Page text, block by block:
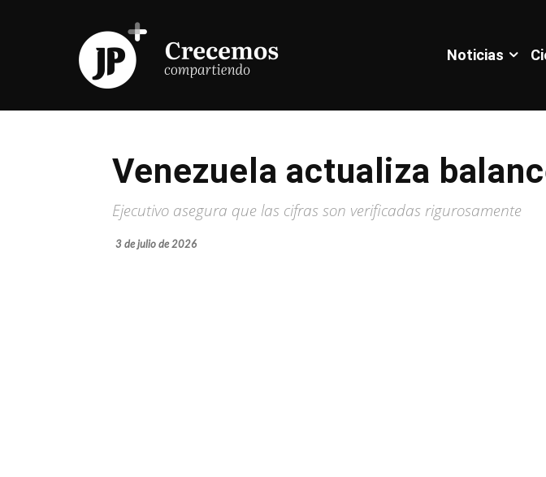
Noticias
Venezuela actualiza
Ejecutivo asegura que las cifras son verificadas rigurosamente
3 de julio de 2026